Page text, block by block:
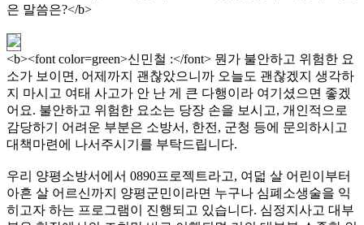
은 말씀은?</b>
<b><font color=green>신민철 :</font> 뭔가 불안하고 위험한 요
소가 보이면, 어제까지 괜찮았으니까 오늘도 괜찮겠지 생각하
지 마시고 여태 사고가 안 난 게 큰 다행이라 여기셨으면 좋겠
어요. 불안하고 위험한 요소는 당장 손을 보시고, 개인적으로
감당하기 어려운 부분은 소방서, 한전, 군청 등에 문의하시고
대책마련에 나서주시기를 부탁드립니다.
우리 양평소방서에서 0890프로젝트라고, 여덟 살 어린이부터
아흔 살 어르신까지 양평군민이라면 누구나 심폐소생술을 익
히고자 하는 프로그램이 진행되고 있습니다. 심정지사고 대부